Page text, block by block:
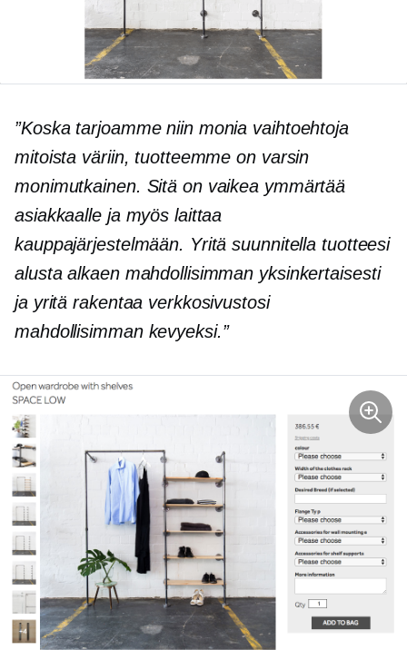
”Koska tarjoamme niin monia vaihtoehtoja
mitoista väriin, tuotteemme on varsin
monimutkainen. Sitä on vaikea ymmärtää
asiakkaalle ja myös laittaa
kauppajärjestelmään. Yritä suunnitella tuotteesi
alusta alkaen mahdollisimman yksinkertaisesti
ja yritä rakentaa verkkosivustosi
mahdollisimman kevyeksi.”